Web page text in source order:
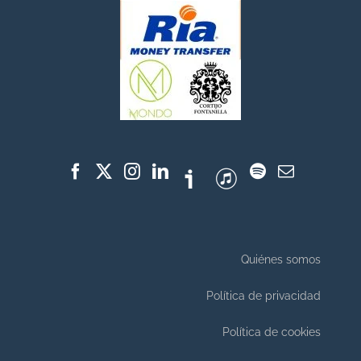
Quiénes somos
Política de privacidad
Política de cookies